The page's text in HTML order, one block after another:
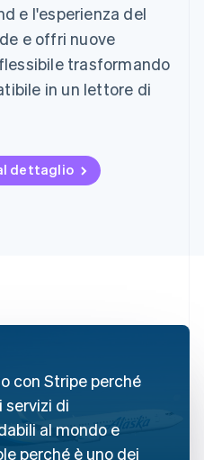
e l'esperienza del
e offri nuove
trasformando
in un lettore di
dettaglio
con Stripe perché
servizi di
al mondo e
perché è uno dei